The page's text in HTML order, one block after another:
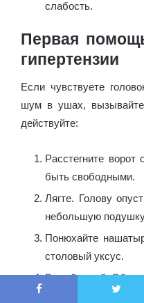
слабость.
Первая
гипертензии
Если чувствуете
шум в ушах,
действуйте:
Расстегните
быть свободными.
Лягте. Голову
небольшую
Понюхайте
столовый уксус.
Выпейте чай.